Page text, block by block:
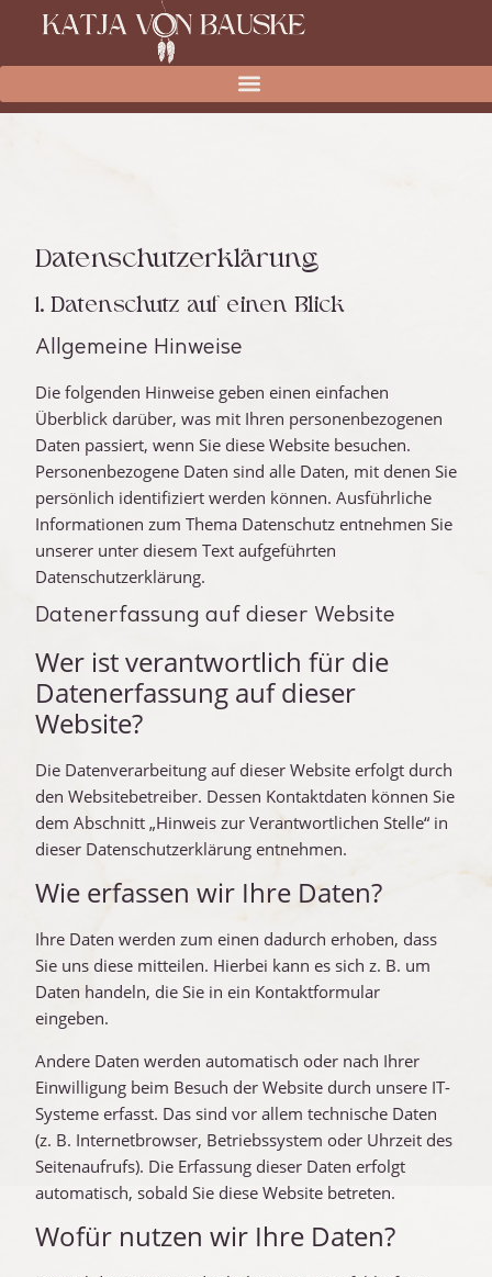
Datenschutz­erklärung
1. Datenschutz auf einen Blick
Allgemeine Hinweise
Die folgenden Hinweise geben einen einfachen
Überblick darüber, was mit Ihren personenbezogenen
Daten passiert, wenn Sie diese Website besuchen.
Personenbezogene Daten sind alle Daten, mit denen Sie
persönlich identifiziert werden können. Ausführliche
Informationen zum Thema Datenschutz entnehmen Sie
unserer unter diesem Text aufgeführten
Datenschutzerklärung.
Datenerfassung auf dieser Website
Wer ist verantwortlich für die
Datenerfassung auf dieser
Website?
Die Datenverarbeitung auf dieser Website erfolgt durch
den Websitebetreiber. Dessen Kontaktdaten können Sie
dem Abschnitt „Hinweis zur Verantwortlichen Stelle“ in
dieser Datenschutzerklärung entnehmen.
Wie erfassen wir Ihre Daten?
Ihre Daten werden zum einen dadurch erhoben, dass
Sie uns diese mitteilen. Hierbei kann es sich z. B. um
Daten handeln, die Sie in ein Kontaktformular
eingeben.
Andere Daten werden automatisch oder nach Ihrer
Einwilligung beim Besuch der Website durch unsere IT-
Systeme erfasst. Das sind vor allem technische Daten
(z. B. Internetbrowser, Betriebssystem oder Uhrzeit des
Seitenaufrufs). Die Erfassung dieser Daten erfolgt
automatisch, sobald Sie diese Website betreten.
Wofür nutzen wir Ihre Daten?